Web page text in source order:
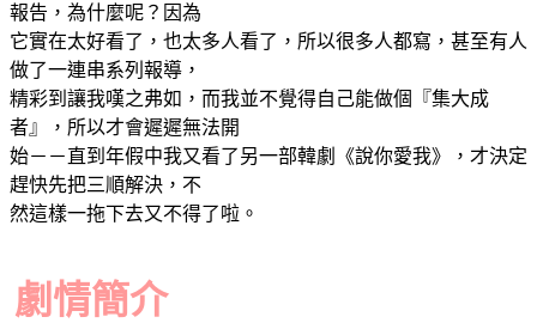
報告，為什麼呢？因為
它實在太好看了，也太多人看了，所以很多人都寫，甚至有人
做了一連串系列報導，
精彩到讓我嘆之弗如，而我並不覺得自己能做個『集大成
者』，所以才會遲遲無法開
始－－直到年假中我又看了另一部韓劇《說你愛我》，才決定
趕快先把三順解決，不
然這樣一拖下去又不得了啦。
劇情簡介